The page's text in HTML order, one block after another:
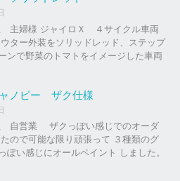
主婦様 ジャイロＸ ４サイクル車両
ター外装をソリッドレッド、ステップ
ンで野菜のトマトをイメージした車両
ノピー ザク仕様
自営業 ザクっぽい感じでのオーダ
ので可能な限り頑張って ３種類のグ
ぽい感じにオールペイント しました。